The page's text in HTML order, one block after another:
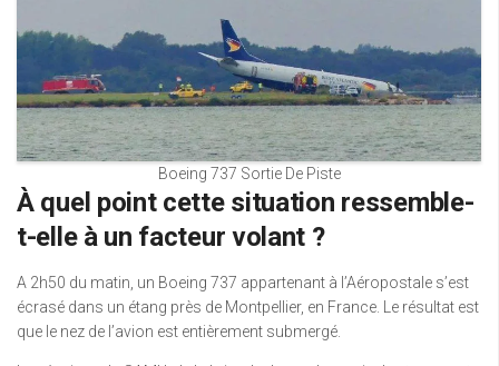
Boeing 737 Sortie De Piste
À quel point cette situation ressemble-
t-elle à un facteur volant ?
A 2h50 du matin, un Boeing 737 appartenant à l’Aéropostale s’est
écrasé dans un étang près de Montpellier, en France. Le résultat est
que le nez de l’avion est entièrement submergé.